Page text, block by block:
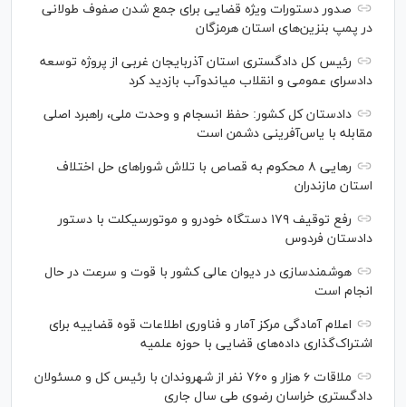
صدور دستورات ویژه قضایی برای جمع شدن صفوف طولانی
در پمپ بنزین‌های استان هرمزگان
رئیس کل دادگستری استان آذربایجان غربی از پروژه توسعه
دادسرای عمومی و انقلاب میاندوآب بازدید کرد
دادستان کل کشور: حفظ انسجام و وحدت ملی، راهبرد اصلی
مقابله با یاس‌آفرینی دشمن است
رهایی ۸ محکوم به قصاص با تلاش شورا‌های حل اختلاف
استان مازندران
رفع توقیف ۱۷۹ دستگاه خودرو و موتورسیکلت با دستور
دادستان فردوس
هوشمندسازی در دیوان عالی کشور با قوت و سرعت در حال
انجام است
اعلام آمادگی مرکز آمار و فناوری اطلاعات قوه قضاییه برای
اشتراک‌گذاری داده‌های قضایی با حوزه علمیه
ملاقات ۶ هزار و ۷۶۰ نفر از شهروندان با رئیس کل و مسئولان
دادگستری خراسان رضوی طی سال جاری